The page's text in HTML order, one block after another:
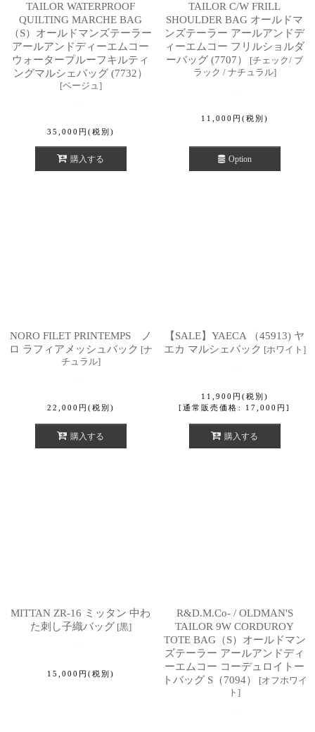
TAILOR WATERPROOF
QUILTING MARCHE BAG
（S）オールドマンズテーラー
アールアンドディーエムコー
ウォータープルーフキルティ
ングマルシェバッグ (7732）
[ベージュ]
35,000 円 (税別)
購入する
TAILOR C/W FRILL
SHOULDER BAG オールドマ
ンズテーラー アールアンドデ
ィーエムコー フリルショルダ
ーバッグ (7707）
[チェック/ ブ
ラック / ナチュラル]
11,000 円 (税別)
Option
NORO FILET PRINTEMPS ノ
ロ ラフィアメッシュバック [ナ
チュラル]
22,000 円 (税別)
購入する
【SALE】YAECA （45913) ヤ
エカ マルシェバック [ホワイト ]
11,900 円 (税別)
[通常販売価格 : 17,000 円 ]
購入する
MITTAN ZR-16 ミッタン 中わ
た刺し子織バッグ [黒]
15,000 円 (税別)
R&D.M.Co- / OLDMAN'S
TAILOR 9W CORDUROY
TOTE BAG（S）オールドマン
ズテーラー アールアンドディ
ーエムコー コーデュロイトー
トバッグ S（7094）
[オフホワイ
ト ]